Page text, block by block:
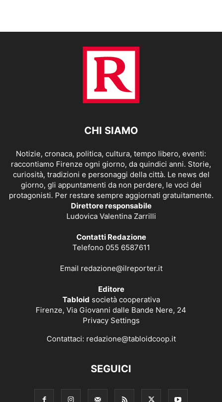
CHI SIAMO
Notizie, cronaca, politica, cultura, tempo libero, eventi:
raccontiamo Firenze ogni giorno, da quindici anni. Storie,
curiosità, tradizioni e personaggi della città. Le news del
giorno, gli appuntamenti da non perdere, le voci dei
protagonisti. Per restare sempre aggiornati gratuitamente.
Direttore responsabile
Ludovica Valentina Zarrilli
Contatti Redazione
Telefono 055 6587611
Email redazione@ilreporter.it
Editore
Tabloid società cooperativa
Firenze, Via Giovanni dalle Bande Nere, 24
Privacy Settings
Contattaci: redazione@tabloidcoop.it
SEGUICI